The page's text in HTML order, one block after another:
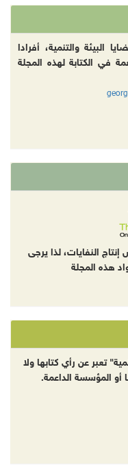
البيئة والتنمية، أفرادا
في الكتابة لهذه المجلة
النفايات، لذا يرجى
هذه المجلة
تعبر عن رأي كتابها ولا
أو المؤسسة الداعمة.